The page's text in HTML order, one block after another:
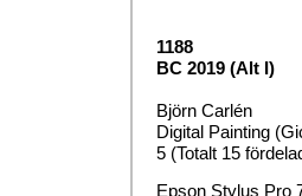
1188
BC 2019 (Alt I)
Björn Carlén
Digital Painting
5 (Totalt 15
Epson Stylus Pro